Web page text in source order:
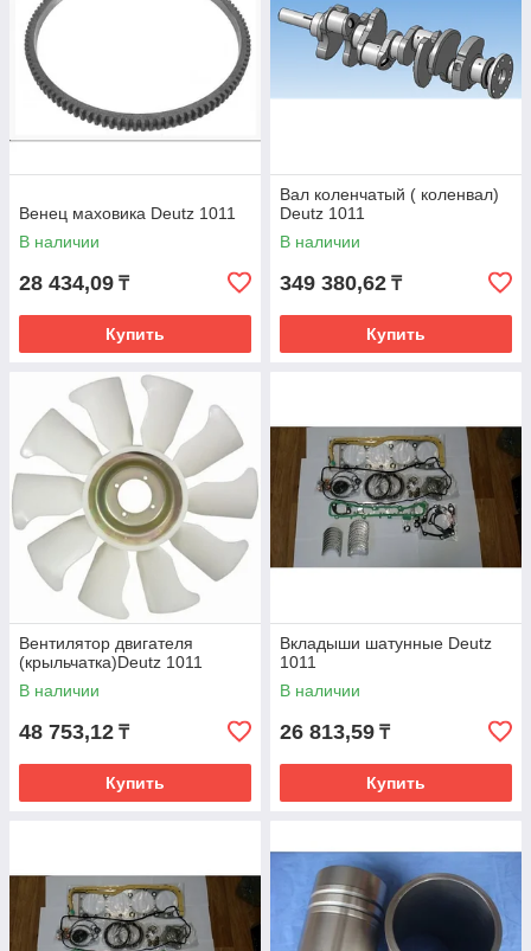
Венец маховика Deutz 1011
В наличии
28 434,09 ₸
Купить
Вал коленчатый ( коленвал)
Deutz 1011
В наличии
349 380,62 ₸
Купить
Вентилятор двигателя
(крыльчатка)Deutz 1011
В наличии
48 753,12 ₸
Купить
Вкладыши шатунные Deutz
1011
В наличии
26 813,59 ₸
Купить